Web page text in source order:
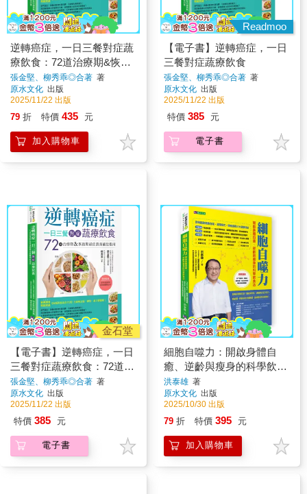
逆轉癌症，一日三餐對症蔬
療飲食：72道治療期&恢復
期最佳營養補給指南
張金堅、柳秀乖◎合著 著
原水文化 出版
2025/11/22 出版
79 折 特價 435 元
加入購物車
Readmoo
【電子書】逆轉癌症，一日
三餐對症蔬療飲食
張金堅、柳秀乖◎合著 著
原水文化 出版
2025/11/22 出版
特價 385 元
電子書
金石堂
【電子書】逆轉癌症，一日
三餐對症蔬療飲食：72道治
療期&恢復期最佳營養補給
指南
張金堅、柳秀乖◎合著 著
原水文化 出版
2025/11/22 出版
特價 385 元
電子書
細胞自噬力：開啟身體自
癒、逆齡與瘦身的科學飲食
法
洪泰雄 著
原水文化 出版
2025/10/30 出版
79 折 特價 395 元
加入購物車